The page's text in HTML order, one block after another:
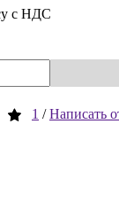
с НДС
1 /Написать